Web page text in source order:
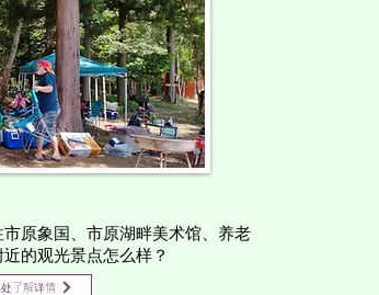
原象国、市原湖畔美术馆、养老
的观光景点怎么样？
了解详情